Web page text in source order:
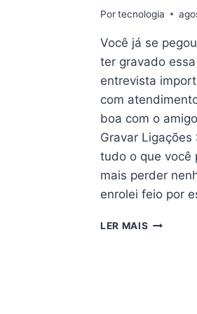
Por tecnologia
Você já se
ter gravado
entrevista
com
boa com o
Gravar Ligações
tudo o que você
mais perder
enrolei feio por
LER MAIS GUIA